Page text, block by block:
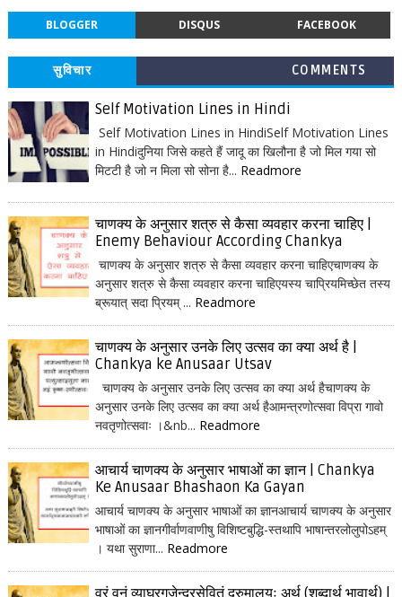
BLOGGER DISQUS FACEBOOK
सुविचार COMMENTS
Self Motivation Lines in Hindi
Self Motivation Lines in HindiSelf Motivation Lines
in Hindiदुनिया जिसे कहते हैं जादू का खिलौना है जो मिल गया सो
मिटटी है जो न मिला सो सोना है... Readmore
चाणक्य के अनुसार शत्रु से कैसा व्यवहार करना चाहिए |
Enemy Behaviour According Chankya
चाणक्य के अनुसार शत्रु से कैसा व्यवहार करना चाहिएचाणक्य के
अनुसार शत्रु से कैसा व्यवहार करना चाहिएयस्य चाप्रियमिच्छेत तस्य
ब्रूयात् सदा प्रियम् ... Readmore
चाणक्य के अनुसार उनके लिए उत्सव का क्या अर्थ है |
Chankya ke Anusaar Utsav
चाणक्य के अनुसार उनके लिए उत्सव का क्या अर्थ हैचाणक्य के
अनुसार उनके लिए उत्सव का क्या अर्थ हैआमन्त्रणोत्सवा विप्रा गावो
नवतृणोत्सवाः ।&nb... Readmore
आचार्य चाणक्य के अनुसार भाषाओं का ज्ञान | Chankya
Ke Anusaar Bhashaon Ka Gayan
आचार्य चाणक्य के अनुसार भाषाओं का ज्ञानआचार्य चाणक्य के अनुसार
भाषाओं का ज्ञानगीर्वाणवाणीषु विशिष्टबुद्धि-स्तथापि भाषान्तरलोलुपोऽहम्
। यथा सुराणा... Readmore
वरं वनं व्याघ्रगजेन्द्रसेवितं द्रुमालयः अर्थ (शब्दार्थ भावार्थ) |